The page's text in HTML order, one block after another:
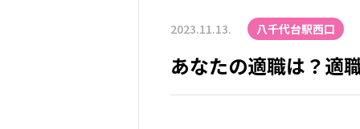
2023.11.13. 八千代台駅西口
あなたの適職は？適